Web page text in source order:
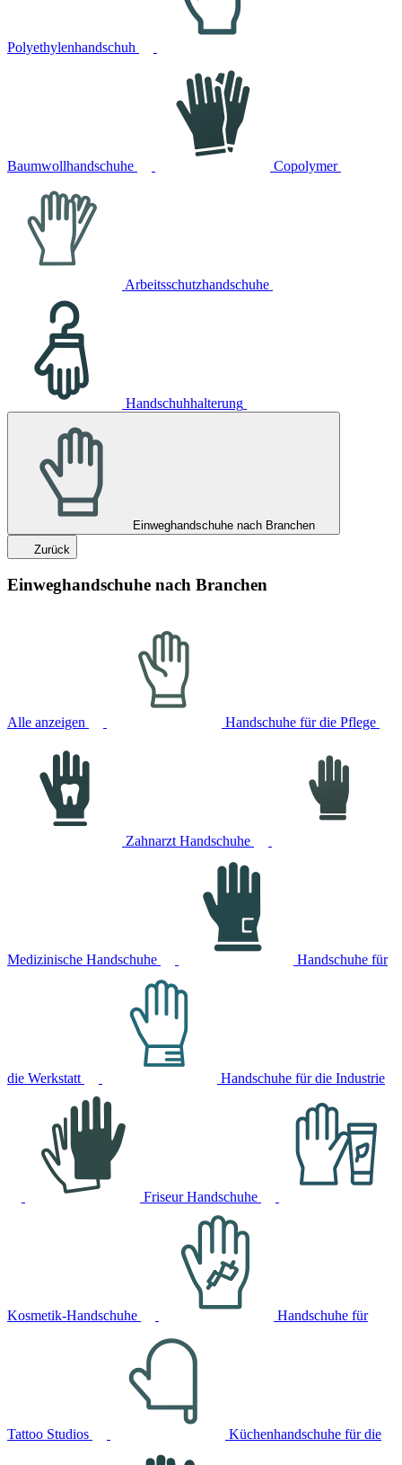
Polyethylenhandschuh
Baumwollhandschuhe Copolymer
Arbeitsschutzhandschuhe
Handschuhhalterung
Einweghandschuhe nach Branchen
Zurück
Einweghandschuhe nach Branchen
Alle anzeigen Handschuhe für die Pflege
Zahnarzt Handschuhe
Medizinische Handschuhe Handschuhe für
die Werkstatt Handschuhe für die Industrie
Friseur Handschuhe
Kosmetik-Handschuhe Handschuhe für
Tattoo Studios Küchenhandschuhe für die